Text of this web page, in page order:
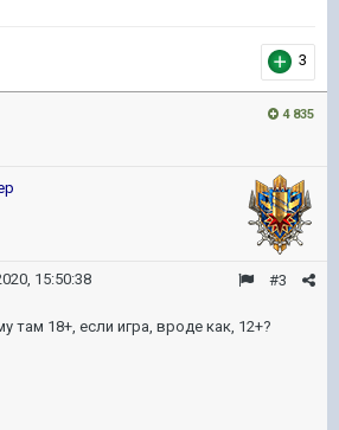
3
4 835
#3
15:50:38
там 18+, если игра, вроде как, 12+?